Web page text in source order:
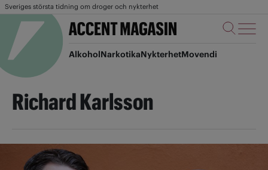
Sveriges största tidning om droger och nykterhet
AlkoholNarkotikaNykterhetMovendi
Richard Karlsson